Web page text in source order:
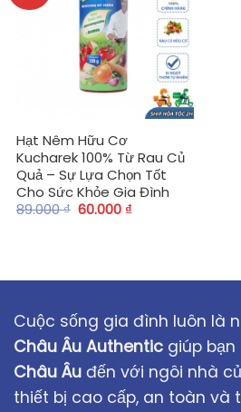
Hạt Nêm Hữu Cơ
Kucharek 100% Từ Rau Củ
Quả – Sự Lựa Chọn Tốt
Cho Sức Khỏe Gia Đình
89.000₫ 60.000 ₫
Cuộc sống gia đình luôn là
Châu Âu Authentic giúp
Châu Âu đến với ngôi nhà
thiết bị cao cấp, an toàn và